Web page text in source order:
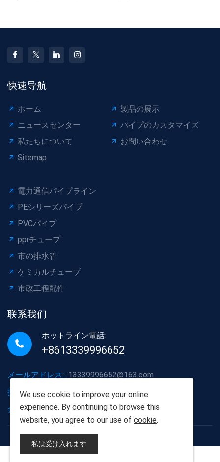
快速导航
ホーム
製品の展示
ニュースセンター
パイプのカスタマイズ
私たちについて
お問い合わせ
Sitemap
電力通信パイプライン
PEシリーズパイプ
PVCパイプ
pprチューブ
市の排水管
ケミカルチューブ
市政工程配件
联系我们
ホットライン電話:
+8613339996652
メールアドレス: 13339996652@163.com
携帯電話番号: +8613339996652
会社の住所: 湖北省武漢市洪山区
Copyright©2012-2025武漢ポプラ建材有限責任会社
We use cookie to improve your online
experience. By continuing to browse this
website, you agree to our use of cookie.
私は受け入れます